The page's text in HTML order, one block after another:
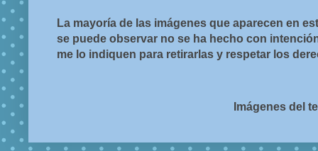
La mayoría de las imágenes que aparecen en
se puede observar no se ha hecho con
me lo indiquen para retirarlas y respetar los
Imágenes del